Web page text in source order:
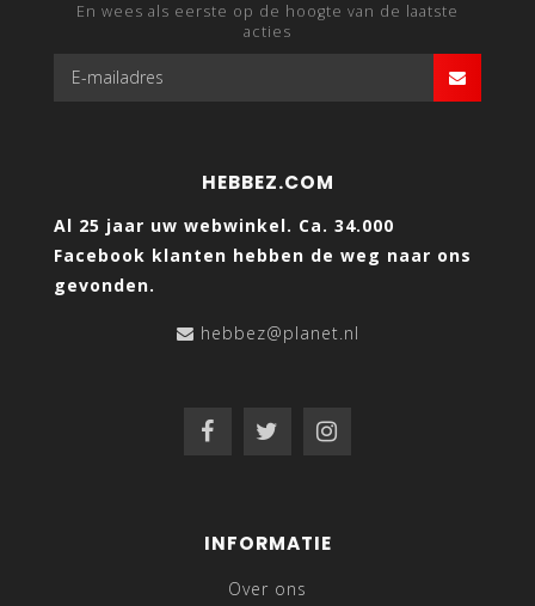
En wees als eerste op de hoogte van de laatste
acties
HEBBEZ.COM
Al 25 jaar uw webwinkel. Ca. 34.000
Facebook klanten hebben de weg naar ons
gevonden.
hebbez@planet.nl
INFORMATIE
Over ons